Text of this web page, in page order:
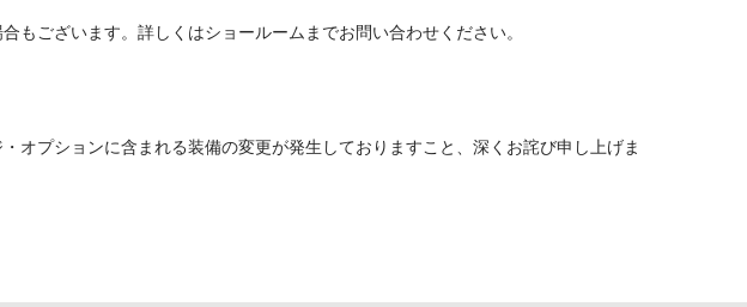
ございます。詳しくはショールームまでお問い合わせください。
プションに含まれる装備の変更が発生しておりますこと、深くお詫び申し上げま